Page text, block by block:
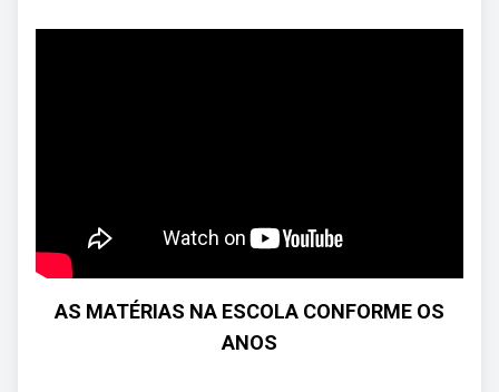
AS MATÉRIAS NA ESCOLA CONFORME OS
ANOS